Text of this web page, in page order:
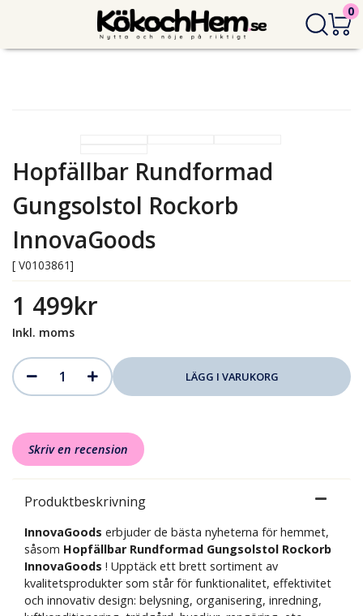
0
Hopfällbar Rundformad
Gungsolstol Rockorb
InnovaGoods
[ V0103861]
1 499kr
Inkl. moms
Skriv en recension
Produktbeskrivning
InnovaGoods erbjuder de bästa nyheterna för hemmet,
såsom Hopfällbar Rundformad Gungsolstol Rockorb
InnovaGoods ! Upptäck ett brett sortiment av
kvalitetsprodukter som står för funktionalitet, effektivitet
och innovativ design: belysning, organisering, inredning,